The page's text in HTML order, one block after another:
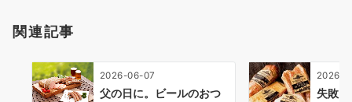
関連記事
2026-06-07
父の日に。ビールのおつ
2026-
失敗